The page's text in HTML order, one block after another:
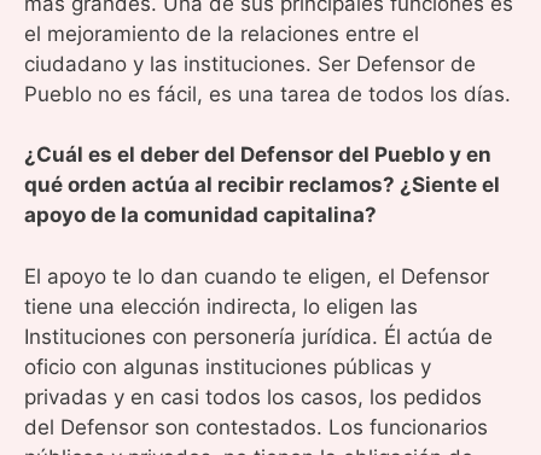
el mejoramiento de la relaciones entre el
ciudadano y las instituciones. Ser Defensor de
Pueblo no es fácil, es una tarea de todos los días.
¿Cuál es el deber del Defensor del Pueblo y en
qué orden actúa al recibir reclamos? ¿Siente el
apoyo de la comunidad capitalina?
El apoyo te lo dan cuando te eligen, el Defensor
tiene una elección indirecta, lo eligen las
Instituciones con personería jurídica. Él actúa de
oficio con algunas instituciones públicas y
privadas y en casi todos los casos, los pedidos
del Defensor son contestados. Los funcionarios